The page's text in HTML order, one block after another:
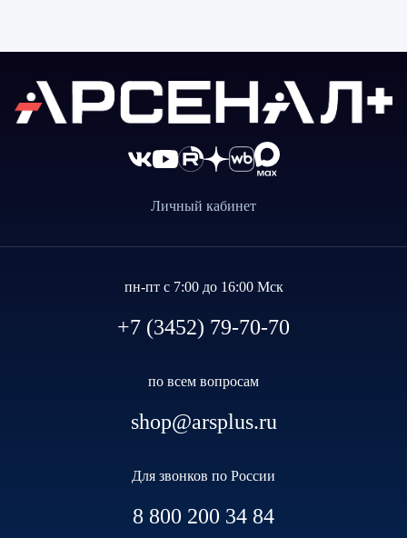
Личный кабинет
пн-пт с 7:00 до 16:00 Мск
+7 (3452) 79-70-70
по всем вопросам
shop@arsplus.ru
Для звонков по России
8 800 200 34 84